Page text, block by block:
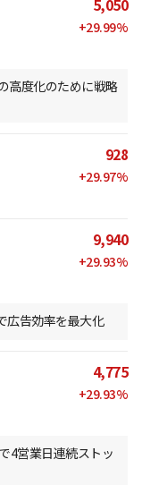
5,050
+29.99%
高度化のために戦略
928
+29.97%
9,940
+29.93%
広告効率を最大化
4,775
+29.93%
4営業日連続ストッ